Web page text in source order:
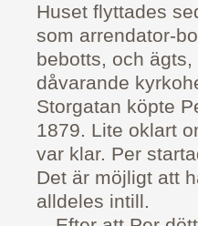
Huset flyttades
som arrendator-
bebotts, och
dåvarande
Storgatan köpte
1879. Lite oklart
var klar. Per
Det är möjligt att
alldeles intill.